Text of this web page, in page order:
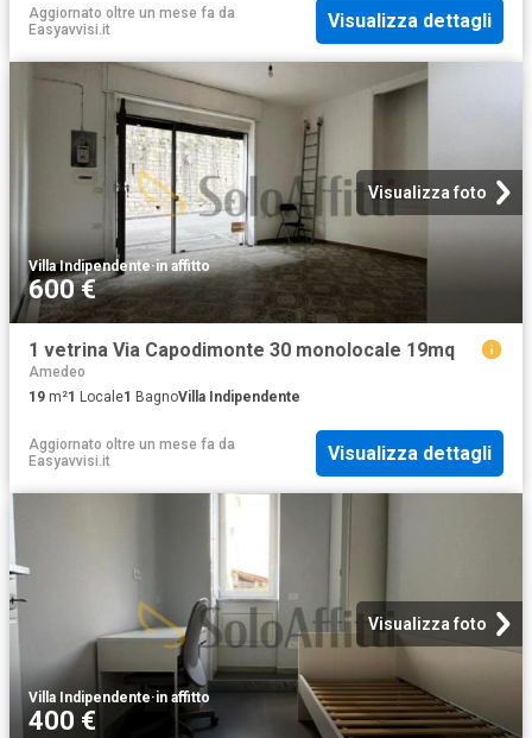
Aggiornato oltre un mese fa da
Easyavvisi.it
Visualizza dettagli
Visualizza foto
Villa Indipendente·in affitto
600 €
1 vetrina Via Capodimonte 30 monolocale 19mq
Amedeo
19 m²1 Locale1 BagnoVilla Indipendente
Aggiornato oltre un mese fa da
Easyavvisi.it
Visualizza dettagli
Visualizza foto
Villa Indipendente·in affitto
400 €